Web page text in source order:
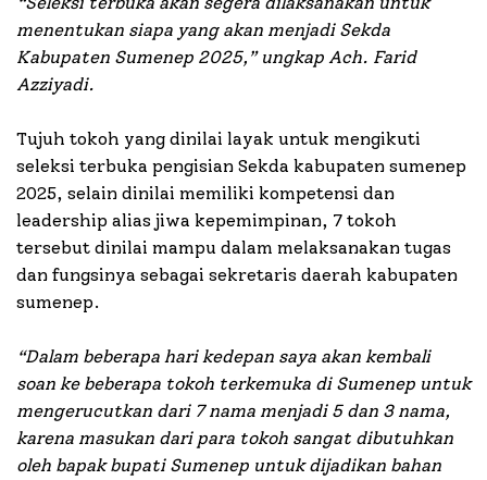
menentukan siapa yang akan menjadi Sekda
Kabupaten Sumenep 2025,” ungkap Ach. Farid
Azziyadi.
Tujuh tokoh yang dinilai layak untuk mengikuti
seleksi terbuka pengisian Sekda kabupaten sumenep
2025, selain dinilai memiliki kompetensi dan
leadership alias jiwa kepemimpinan, 7 tokoh
tersebut dinilai mampu dalam melaksanakan tugas
dan fungsinya sebagai sekretaris daerah kabupaten
sumenep.
“Dalam beberapa hari kedepan saya akan kembali
soan ke beberapa tokoh terkemuka di Sumenep untuk
mengerucutkan dari 7 nama menjadi 5 dan 3 nama,
karena masukan dari para tokoh sangat dibutuhkan
oleh bapak bupati Sumenep untuk dijadikan bahan